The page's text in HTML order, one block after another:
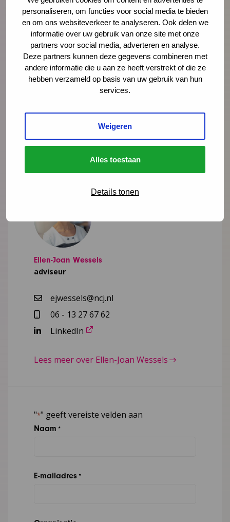
personaliseren, om functies voor social media te bieden
en om ons websiteverkeer te analyseren. Ook delen we
informatie over uw gebruik van onze site met onze
partners voor social media, adverteren en analyse.
Deze partners kunnen deze gegevens combineren met
andere informatie die u aan ze heeft verstrekt of die ze
hebben verzameld op basis van uw gebruik van hun
services.
Weigeren
Alles toestaan
Details tonen
In deze mini-documentaire volgen we drie
gezinnen die geholpen zijn door Integrale
Vroeghulp. En gingen we in gesprek met
coördinatoren, trajectbegeleiders en een
wethouder over de kracht van het netwerk.
Ellen-Joan Wessels
adviseur
ejwessels@ncj.nl
06 - 13 27 67 62
LinkedIn
Lees meer over Ellen-Joan Wessels
"*" geeft vereiste velden aan
Naam *
E-mailadres *